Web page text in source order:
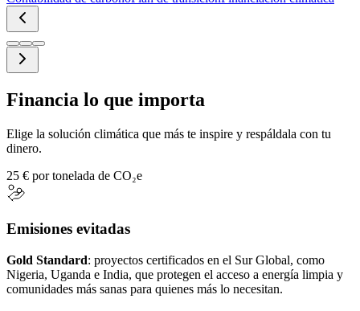
Financia lo que importa
Elige la solución climática que más te inspire y respáldala con tu
dinero.
25 € por tonelada de CO₂e
Emisiones evitadas
Gold Standard: proyectos certificados en el Sur Global, como
Nigeria, Uganda e India, que protegen el acceso a energía limpia y
comunidades más sanas para quienes más lo necesitan.